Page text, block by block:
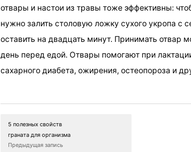
отвары и настои из травы тоже эффективны:
нужно залить столовую ложку сухого укропа с
оставить на двадцать минут. Принимать отвар
день перед едой. Отвары помогают при
сахарного диабета, ожирения, остеопороза и
5 полезных свойств
граната для организма
Предыдущая запись